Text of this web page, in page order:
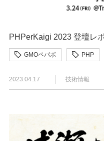
PHPerKaigi 2023 登壇レ
GMOペパボ PHP
2023.04.17 技術情報